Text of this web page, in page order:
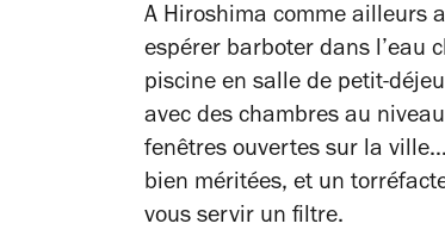
A Hiroshima comme ailleurs
espérer barboter dans l’eau
piscine en salle de petit-
avec des chambres au
fenêtres ouvertes sur la
bien méritées, et un
vous servir un filtre.